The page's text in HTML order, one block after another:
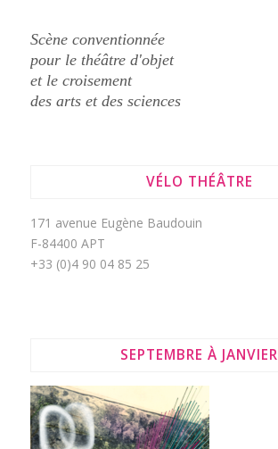
Scène conventionnée
pour le théâtre d'objet
et le croisement
des arts et des sciences
VÉLO THÉÂTRE
171 avenue Eugène Baudouin
F-84400 APT
+33 (0)4 90 04 85 25
SEPTEMBRE À JANVIER